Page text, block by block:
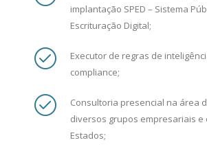
implantação SPED – Sistema
Escrituração Digital;
Executor de regras de
compliance;
Consultoria presencial na área
diversos grupos empresariais e
Estados;